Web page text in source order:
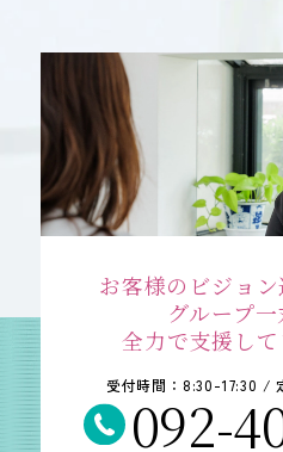
福岡本社
東京オフィス
大阪オフィス
採用情報
各種お問
受付時間：8:30-17:30 /
お客様のビジョン
グループ
全力で支援して
受付時間：8:30-17:30 /
092-